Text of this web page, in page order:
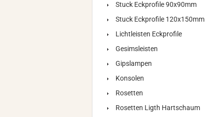
Stuck Eckprofile 90x90mm
Stuck Eckprofile 120x150mm
Lichtleisten Eckprofile
Gesimsleisten
Gipslampen
Konsolen
Rosetten
Rosetten Ligth Hartschaum